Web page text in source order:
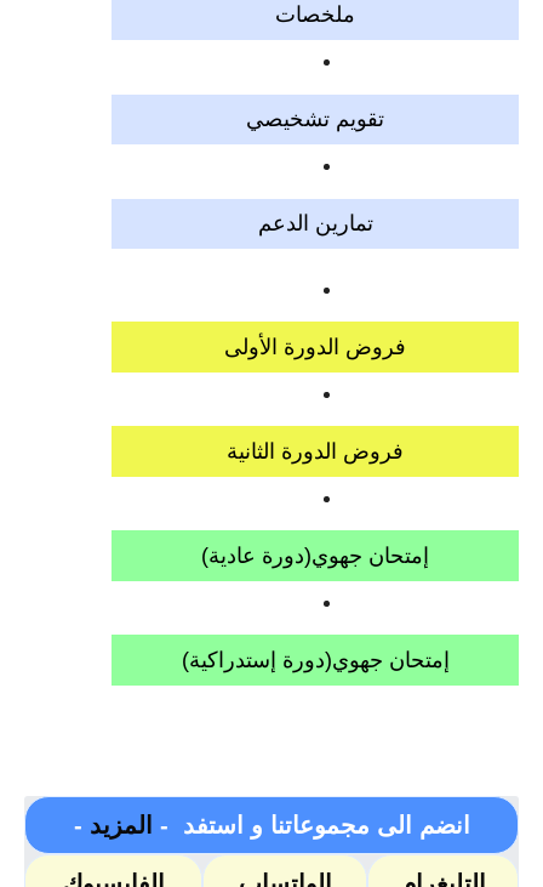
ملخصات
تقويم تشخيصي
تمارين الدعم
فروض الدورة الأولى
فروض الدورة الثانية
إمتحان جهوي(دورة عادية)
إمتحان جهوي(دورة إستدراكية)
انضم الى مجموعاتنا و استفد - المزيد -